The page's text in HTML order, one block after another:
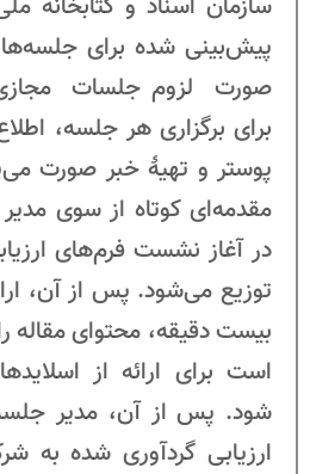
صورت لزوم جلسات مجازی
برای برگزاری هر جلسه،
پوستر و تهیۀ خبر صورت
مقدمه‌ای کوتاه از سوی
در آغاز نشست فرم‌های
توزیع می‌شود. پس از آن،
بیست دقیقه، محتوای مقاله
است برای ارائه از
شود. پس از آن، مدیر
ارزیابی گردآوری شده به